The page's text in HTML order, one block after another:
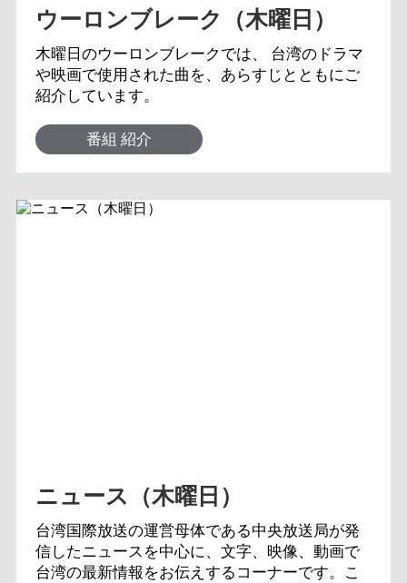
ウーロンブレーク（木曜日）
木曜日のウーロンブレークでは、 台湾のドラマ
や映画で使用された曲を、あらすじとともにご
紹介しています。
番組 紹介
ニュース（木曜日）
台湾国際放送の運営母体である中央放送局が発
信したニュースを中心に、文字、映像、動画で
台湾の最新情報をお伝えするコーナーです。こ